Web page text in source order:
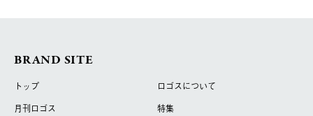
BRAND SITE
トップ
ロゴスについて
月刊ロゴス
特集